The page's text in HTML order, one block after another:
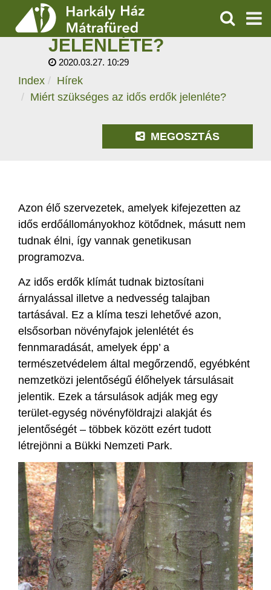
SZOLGÁLTATÁSOK
PROGRAMOK
KERESÉS
MIÉRT SZÜKSÉGES AZ
IDŐS ERDŐK
JELENLÉTE?
2020.03.27. 10:29
Index
Hírek
Miért szükséges az idős erdők jelenléte?
MEGOSZTÁS
Azon élő szervezetek, amelyek kifejezetten az
idős erdőállományokhoz kötődnek, másutt nem
tudnak élni, így vannak genetikusan
programozva.
Az idős erdők klímát tudnak biztosítani
árnyalással illetve a nedvesség talajban
tartásával. Ez a klíma teszi lehetővé azon,
elsősorban növényfajok jelenlétét és
fennmaradását, amelyek épp’ a
természetvédelem által megőrzendő, egyébként
nemzetközi jelentőségű élőhelyek társulásait
jelentik. Ezek a társulások adják meg egy
terület-egység növényföldrajzi alakját és
jelentőségét – többek között ezért tudott
létrejönni a Bükki Nemzeti Park.